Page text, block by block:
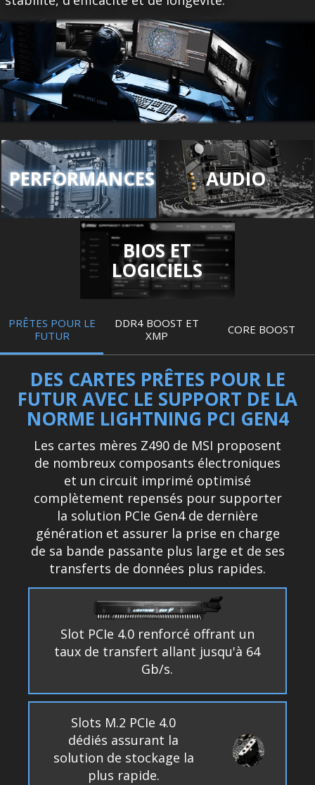
PERFORMANCES AUDIO
BIOS ET
LOGICIELS
PRÊTES POUR LE
FUTUR
DDR4 BOOST ET
XMP
CORE BOOST
DES CARTES PRÊTES POUR LE
FUTUR AVEC LE SUPPORT DE LA
NORME LIGHTNING PCI GEN4
Les cartes mères Z490 de MSI proposent
de nombreux composants électroniques
et un circuit imprimé optimisé
complètement repensés pour supporter
la solution PCIe Gen4 de dernière
génération et assurer la prise en charge
de sa bande passante plus large et de ses
transferts de données plus rapides.
Slot PCIe 4.0 renforcé offrant un
taux de transfert allant jusqu'à 64
Gb/s.
Slots M.2 PCIe 4.0
dédiés assurant la
solution de stockage la
plus rapide.